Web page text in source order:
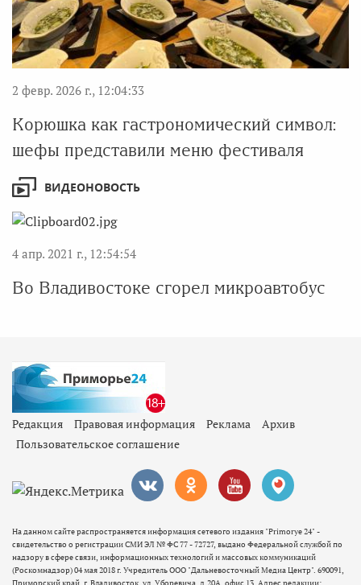
2 февр. 2026 г., 12:04:33
Корюшка как гастрономический символ:
шефы представили меню фестиваля
ВИДЕОНОВОСТЬ
4 апр. 2021 г., 12:54:54
Во Владивостоке сгорел микроавтобус
Редакция Правовая информация Реклама
Архив
Пользовательское соглашение
На данном сайте распространяется информация сетевого издания "Primorye 24" -
свидетельство о регистрации СМИ ЭЛ № ФС 77 - 72727, выдано Федеральной службой по
надзору в сфере связи, информационных технологий и массовых коммуникаций
(Роскомнадзор) 04 мая 2018 г. Учредитель ООО "Дальневосточный Медиа Центр". 690091,